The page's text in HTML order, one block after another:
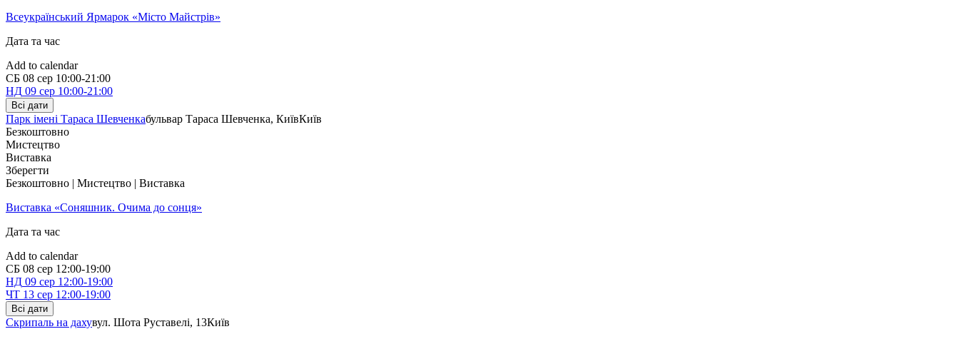
Всеукраїнський Ярмарок «Місто Майстрів»
Дата та час
Add to calendar
СБ 08 сер 10:00-21:00
НД 09 сер 10:00-21:00
Всі дати
Парк імені Тараса Шевченкабульвар Тараса Шевченка, КиївКиїв
Безкоштовно
Мистецтво
Виставка
Зберегти
Безкоштовно | Мистецтво | Виставка
Виставка «Соняшник. Очима до сонця»
Дата та час
Add to calendar
СБ 08 сер 12:00-19:00
НД 09 сер 12:00-19:00
ЧТ 13 сер 12:00-19:00
Всі дати
Скрипаль на дахувул. Шота Руставелі, 13Київ